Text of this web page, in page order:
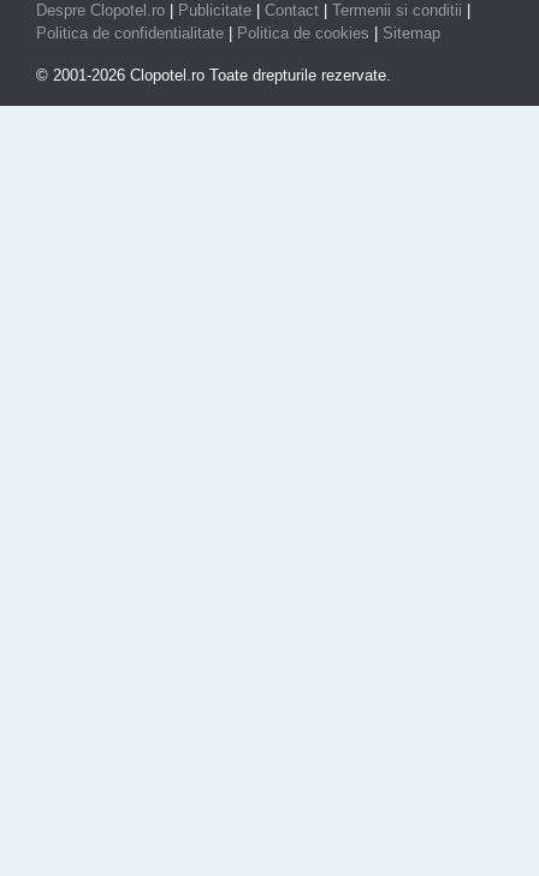
Despre Clopotel.ro Publicitate Contact Termenii si conditii
Politica de confidentialitate
Politica de cookies Sitemap
© 2001-2026 Clopotel.ro Toate drepturile rezervate.